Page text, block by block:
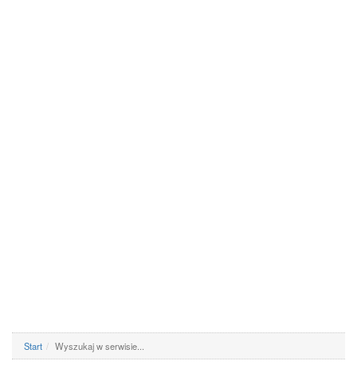
Start Wyszukaj w serwisie...